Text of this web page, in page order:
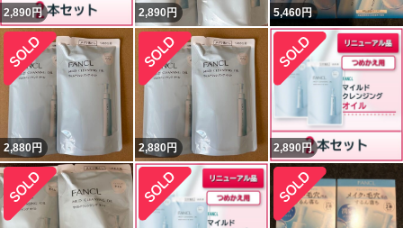
2,890 円 2,890円 5,460円
2,880円 2,880円 2,890 円